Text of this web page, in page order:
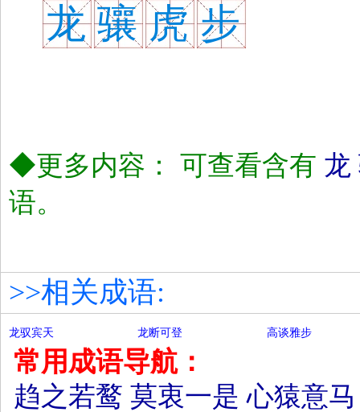
龙 骧 虎 步
◆更多内容： 可查看含有 龙
语。
>>相关成语:
龙驭宾天 龙断可登 高谈雅步
常用成语导航：
趋之若鹜 莫衷一是 心猿意马